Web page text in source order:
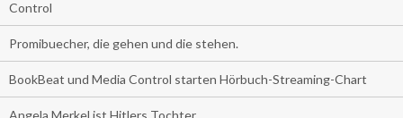
Control
Promibuecher, die gehen und die stehen.
BookBeat und Media Control starten Hörbuch-Streaming-Chart
Angela Merkel ist Hitlers Tochter